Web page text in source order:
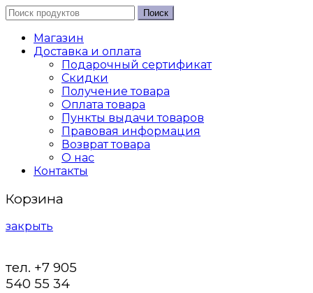
Поиск
Магазин
Доставка и оплата
Подарочный сертификат
Скидки
Получение товара
Оплата товара
Пункты выдачи товаров
Правовая информация
Возврат товара
О нас
Контакты
Корзина
закрыть
тел. +7 905
540 55 34